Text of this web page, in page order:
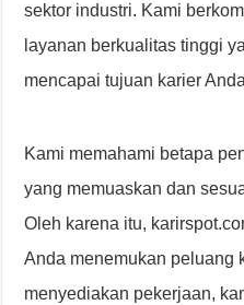
sektor industri. Kami
layanan berkualitas tinggi
mencapai tujuan karier
Kami memahami betapa
yang memuaskan dan
Oleh karena itu,
Anda menemukan peluang
menyediakan pekerjaan,